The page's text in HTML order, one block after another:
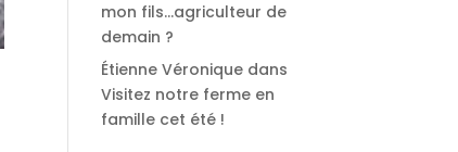
mon fils…agriculteur de
demain ?
Étienne Véronique dans
Visitez notre ferme en
famille cet été !